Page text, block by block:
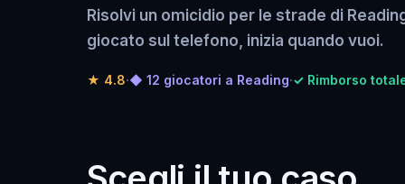
Risolvi un omicidio per le strade di
giocato sul telefono, inizia quando vuoi.
★ 4.8·◆ 12 giocatori a Reading·✓ Rimborso